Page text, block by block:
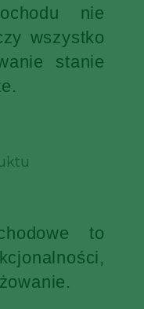
nie
wszystko
stanie
to